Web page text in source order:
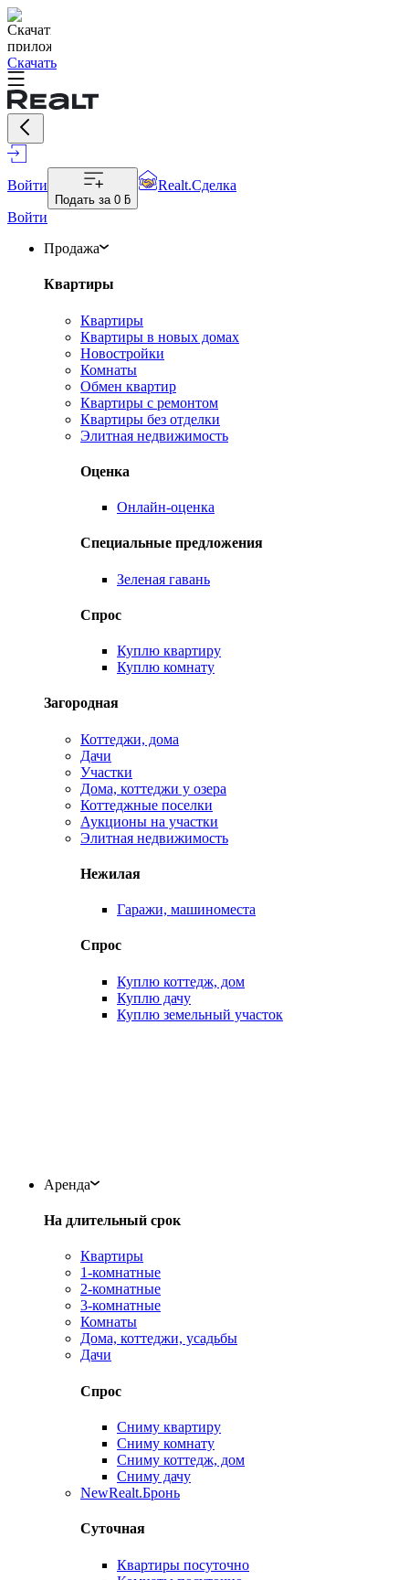
Скачать
Войти
Подать за 0 ƃ
Realt.Сделка
Войти
Продажа
Квартиры
Квартиры
Квартиры в новых домах
Новостройки
Комнаты
Обмен квартир
Квартиры с ремонтом
Квартиры без отделки
Элитная недвижимость
Оценка
Онлайн-оценка
Специальные предложения
Зеленая гавань
Спрос
Куплю квартиру
Куплю комнату
Загородная
Коттеджи, дома
Дачи
Участки
Дома, коттеджи у озера
Коттеджные поселки
Аукционы на участки
Элитная недвижимость
Нежилая
Гаражи, машиноместа
Спрос
Куплю коттедж, дом
Куплю дачу
Куплю земельный участок
Аренда
На длительный срок
Квартиры
1-комнатные
2-комнатные
3-комнатные
Комнаты
Дома, коттеджи, усадьбы
Дачи
Спрос
Сниму квартиру
Сниму комнату
Сниму коттедж, дом
Сниму дачу
NewRealt.Бронь
Суточная
Квартиры посуточно